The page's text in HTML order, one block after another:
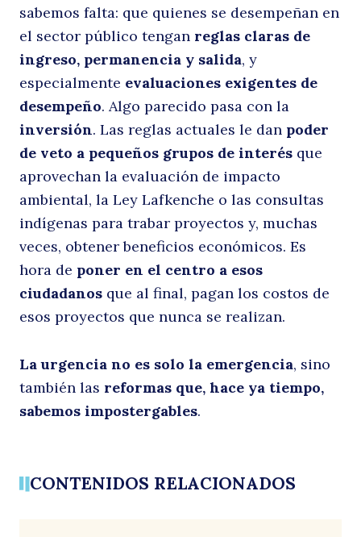
sabemos falta: que quienes se desempeñan en
el sector público tengan reglas claras de
ingreso, permanencia y salida, y
especialmente evaluaciones exigentes de
desempeño. Algo parecido pasa con la
inversión. Las reglas actuales le dan poder
de veto a pequeños grupos de interés que
aprovechan la evaluación de impacto
ambiental, la Ley Lafkenche o las consultas
indígenas para trabar proyectos y, muchas
veces, obtener beneficios económicos. Es
hora de poner en el centro a esos
ciudadanos que al final, pagan los costos de
esos proyectos que nunca se realizan.
La urgencia no es solo la emergencia, sino
también las reformas que, hace ya tiempo,
sabemos impostergables.
CONTENIDOS RELACIONADOS